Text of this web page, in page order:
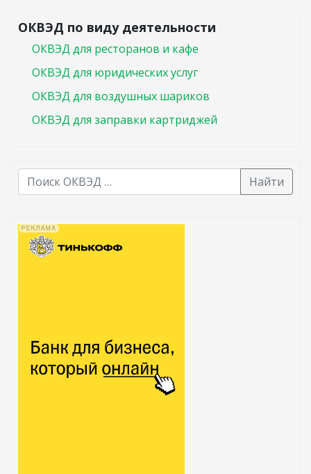
ОКВЭД по виду деятельности
ОКВЭД для ресторанов и кафе
ОКВЭД для юридических услуг
ОКВЭД для воздушных шариков
ОКВЭД для заправки картриджей
Найти
В списке найденных результатов используйте